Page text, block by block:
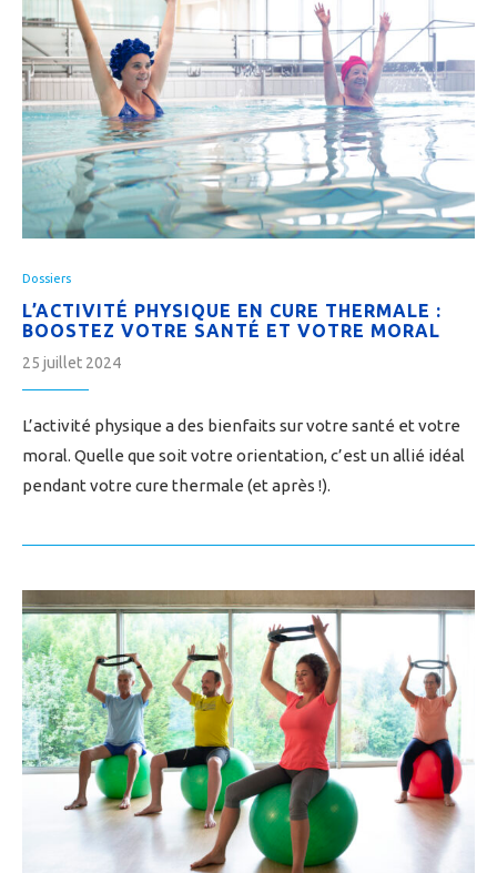
Dossiers
L’ACTIVITÉ PHYSIQUE EN CURE THERMALE :
BOOSTEZ VOTRE SANTÉ ET VOTRE MORAL
25 juillet 2024
L’activité physique a des bienfaits sur votre santé et votre
moral. Quelle que soit votre orientation, c’est un allié idéal
pendant votre cure thermale (et après !).